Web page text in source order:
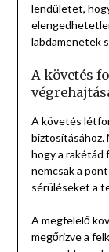
lendületet,
labdamenetek
A követés
A követés
biztosításához.
hogy a rakétád
nemcsak a
sérüléseket a
A megfelelő
megőrizve a